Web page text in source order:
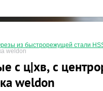
из быстрорежущей стали
weldon
с ц|хв, с
weldon